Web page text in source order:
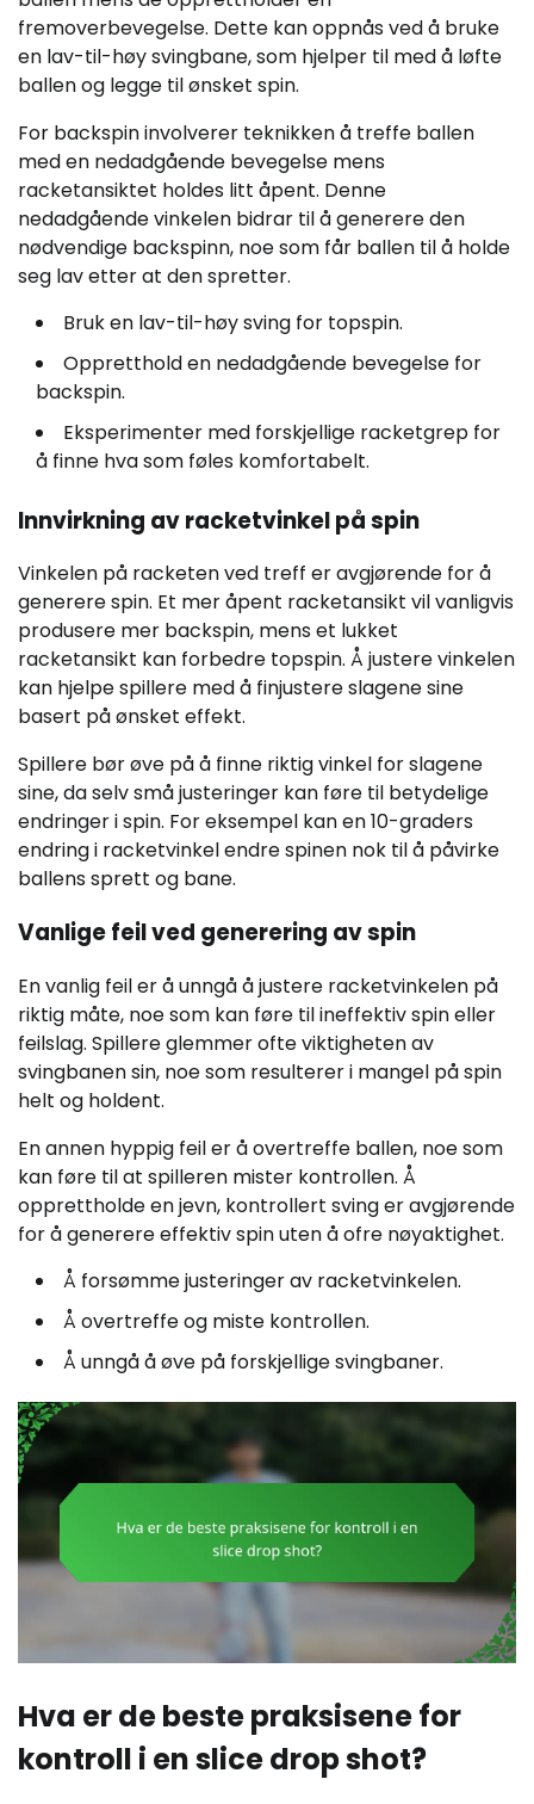
fremoverbevegelse. Dette kan oppnås ved å bruke
en lav-til-høy svingbane, som hjelper til med å løfte
ballen og legge til ønsket spin.
For backspin involverer teknikken å treffe ballen
med en nedadgående bevegelse mens
racketansiktet holdes litt åpent. Denne
nedadgående vinkelen bidrar til å generere den
nødvendige backspinn, noe som får ballen til å holde
seg lav etter at den spretter.
Bruk en lav-til-høy sving for topspin.
Oppretthold en nedadgående bevegelse for
backspin.
Eksperimenter med forskjellige racketgrep for
å finne hva som føles komfortabelt.
Innvirkning av racketvinkel på spin
Vinkelen på racketen ved treff er avgjørende for å
generere spin. Et mer åpent racketansikt vil vanligvis
produsere mer backspin, mens et lukket
racketansikt kan forbedre topspin. Å justere vinkelen
kan hjelpe spillere med å finjustere slagene sine
basert på ønsket effekt.
Spillere bør øve på å finne riktig vinkel for slagene
sine, da selv små justeringer kan føre til betydelige
endringer i spin. For eksempel kan en 10-graders
endring i racketvinkel endre spinen nok til å påvirke
ballens sprett og bane.
Vanlige feil ved generering av spin
En vanlig feil er å unngå å justere racketvinkelen på
riktig måte, noe som kan føre til ineffektiv spin eller
feilslag. Spillere glemmer ofte viktigheten av
svingbanen sin, noe som resulterer i mangel på spin
helt og holdent.
En annen hyppig feil er å overtreffe ballen, noe som
kan føre til at spilleren mister kontrollen. Å
opprettholde en jevn, kontrollert sving er avgjørende
for å generere effektiv spin uten å ofre nøyaktighet.
Å forsømme justeringer av racketvinkelen.
Å overtreffe og miste kontrollen.
Å unngå å øve på forskjellige svingbaner.
Hva er de beste praksisene for
kontroll i en slice drop shot?